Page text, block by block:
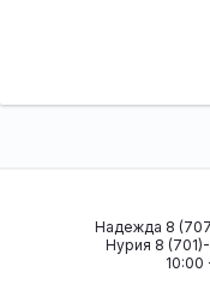
Надежда 8
Нурия 8
10:00